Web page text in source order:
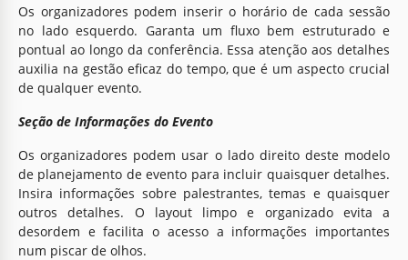
Os organizadores podem inserir o horário de cada sessão
no lado esquerdo. Garanta um fluxo bem estruturado e
pontual ao longo da conferência. Essa atenção aos detalhes
auxilia na gestão eficaz do tempo, que é um aspecto crucial
de qualquer evento.
Seção de Informações do Evento
Os organizadores podem usar o lado direito deste modelo
de planejamento de evento para incluir quaisquer detalhes.
Insira informações sobre palestrantes, temas e quaisquer
outros detalhes. O layout limpo e organizado evita a
desordem e facilita o acesso a informações importantes
num piscar de olhos.